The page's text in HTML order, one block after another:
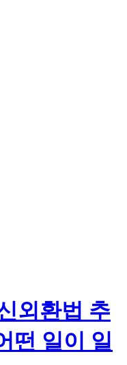
외환법 추
떤 일이 일